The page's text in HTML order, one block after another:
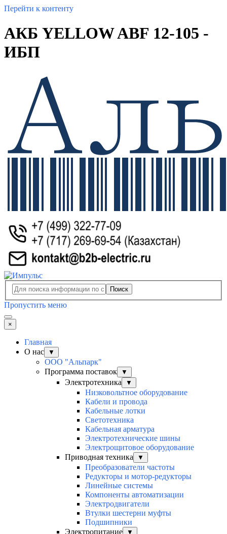
Перейти к контенту
АКБ YELLOW ABF 12-105 -
ИБП
Поиск
Пропустить меню
×
Главная
О нас
▼
ООО "Альпарк"
Программа поставок
▼
Электротехника ▼
Низковольтное оборудование
Кабели и провода
Кабельные лотки
Светотехника
Кабельная арматура
Электротехнические шины
Электрощитовое оборудование
Приводная техника
▼
Преобразователи частоты
Редукторы и мотор-редукторы
Линейные системы
Компоненты автоматизации
Электродвигатели
Втулки шестерни муфты
Подшипники
Электропитание
▼